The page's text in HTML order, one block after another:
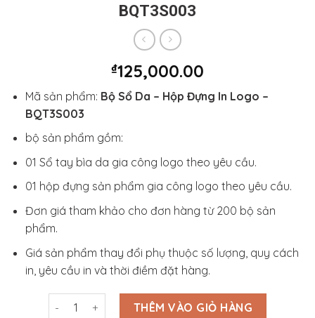
BQT3S003
₫125,000.00
Mã sản phẩm: Bộ Sổ Da – Hộp Đựng In Logo –
BQT3S003
bộ sản phẩm gồm:
01 Sổ tay bìa da gia công logo theo yêu cầu.
01 hộp đựng sản phẩm gia công logo theo yêu cầu.
Đơn giá tham khảo cho đơn hàng từ 200 bộ sản
phẩm.
Giá sản phẩm thay đổi phụ thuộc số lượng, quy cách
in, yêu cầu in và thời điềm đặt hàng.
Bộ Sổ Da - Hộp Đựng In Logo - BQT3S003 số lượng
THÊM VÀO GIỎ HÀNG